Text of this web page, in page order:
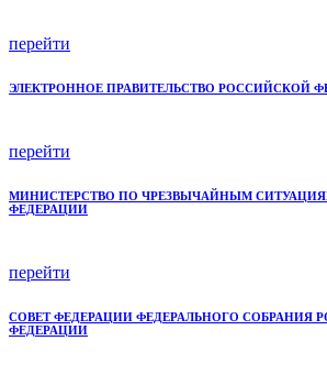
перейти
ЭЛЕКТРОННОЕ ПРАВИТЕЛЬСТВО РОССИЙСКОЙ
перейти
МИНИСТЕРСТВО ПО ЧРЕЗВЫЧАЙНЫМ
ФЕДЕРАЦИИ
перейти
СОВЕТ ФЕДЕРАЦИИ ФЕДЕРАЛЬНОГО СОБРАНИЯ
ФЕДЕРАЦИИ